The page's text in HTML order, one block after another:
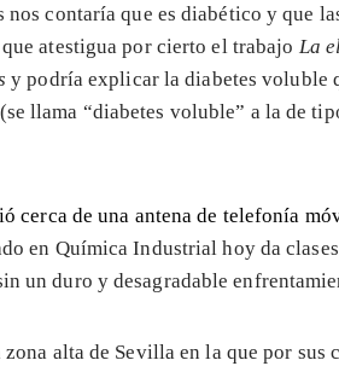
contaría que es diabético y que
atestigua por cierto el trabajo La
y podría explicar la diabetes voluble
llama “diabetes voluble” a la de
cerca de una antena de telefonía
en Química Industrial hoy da
un duro y desagradable
alta de Sevilla en la que por sus